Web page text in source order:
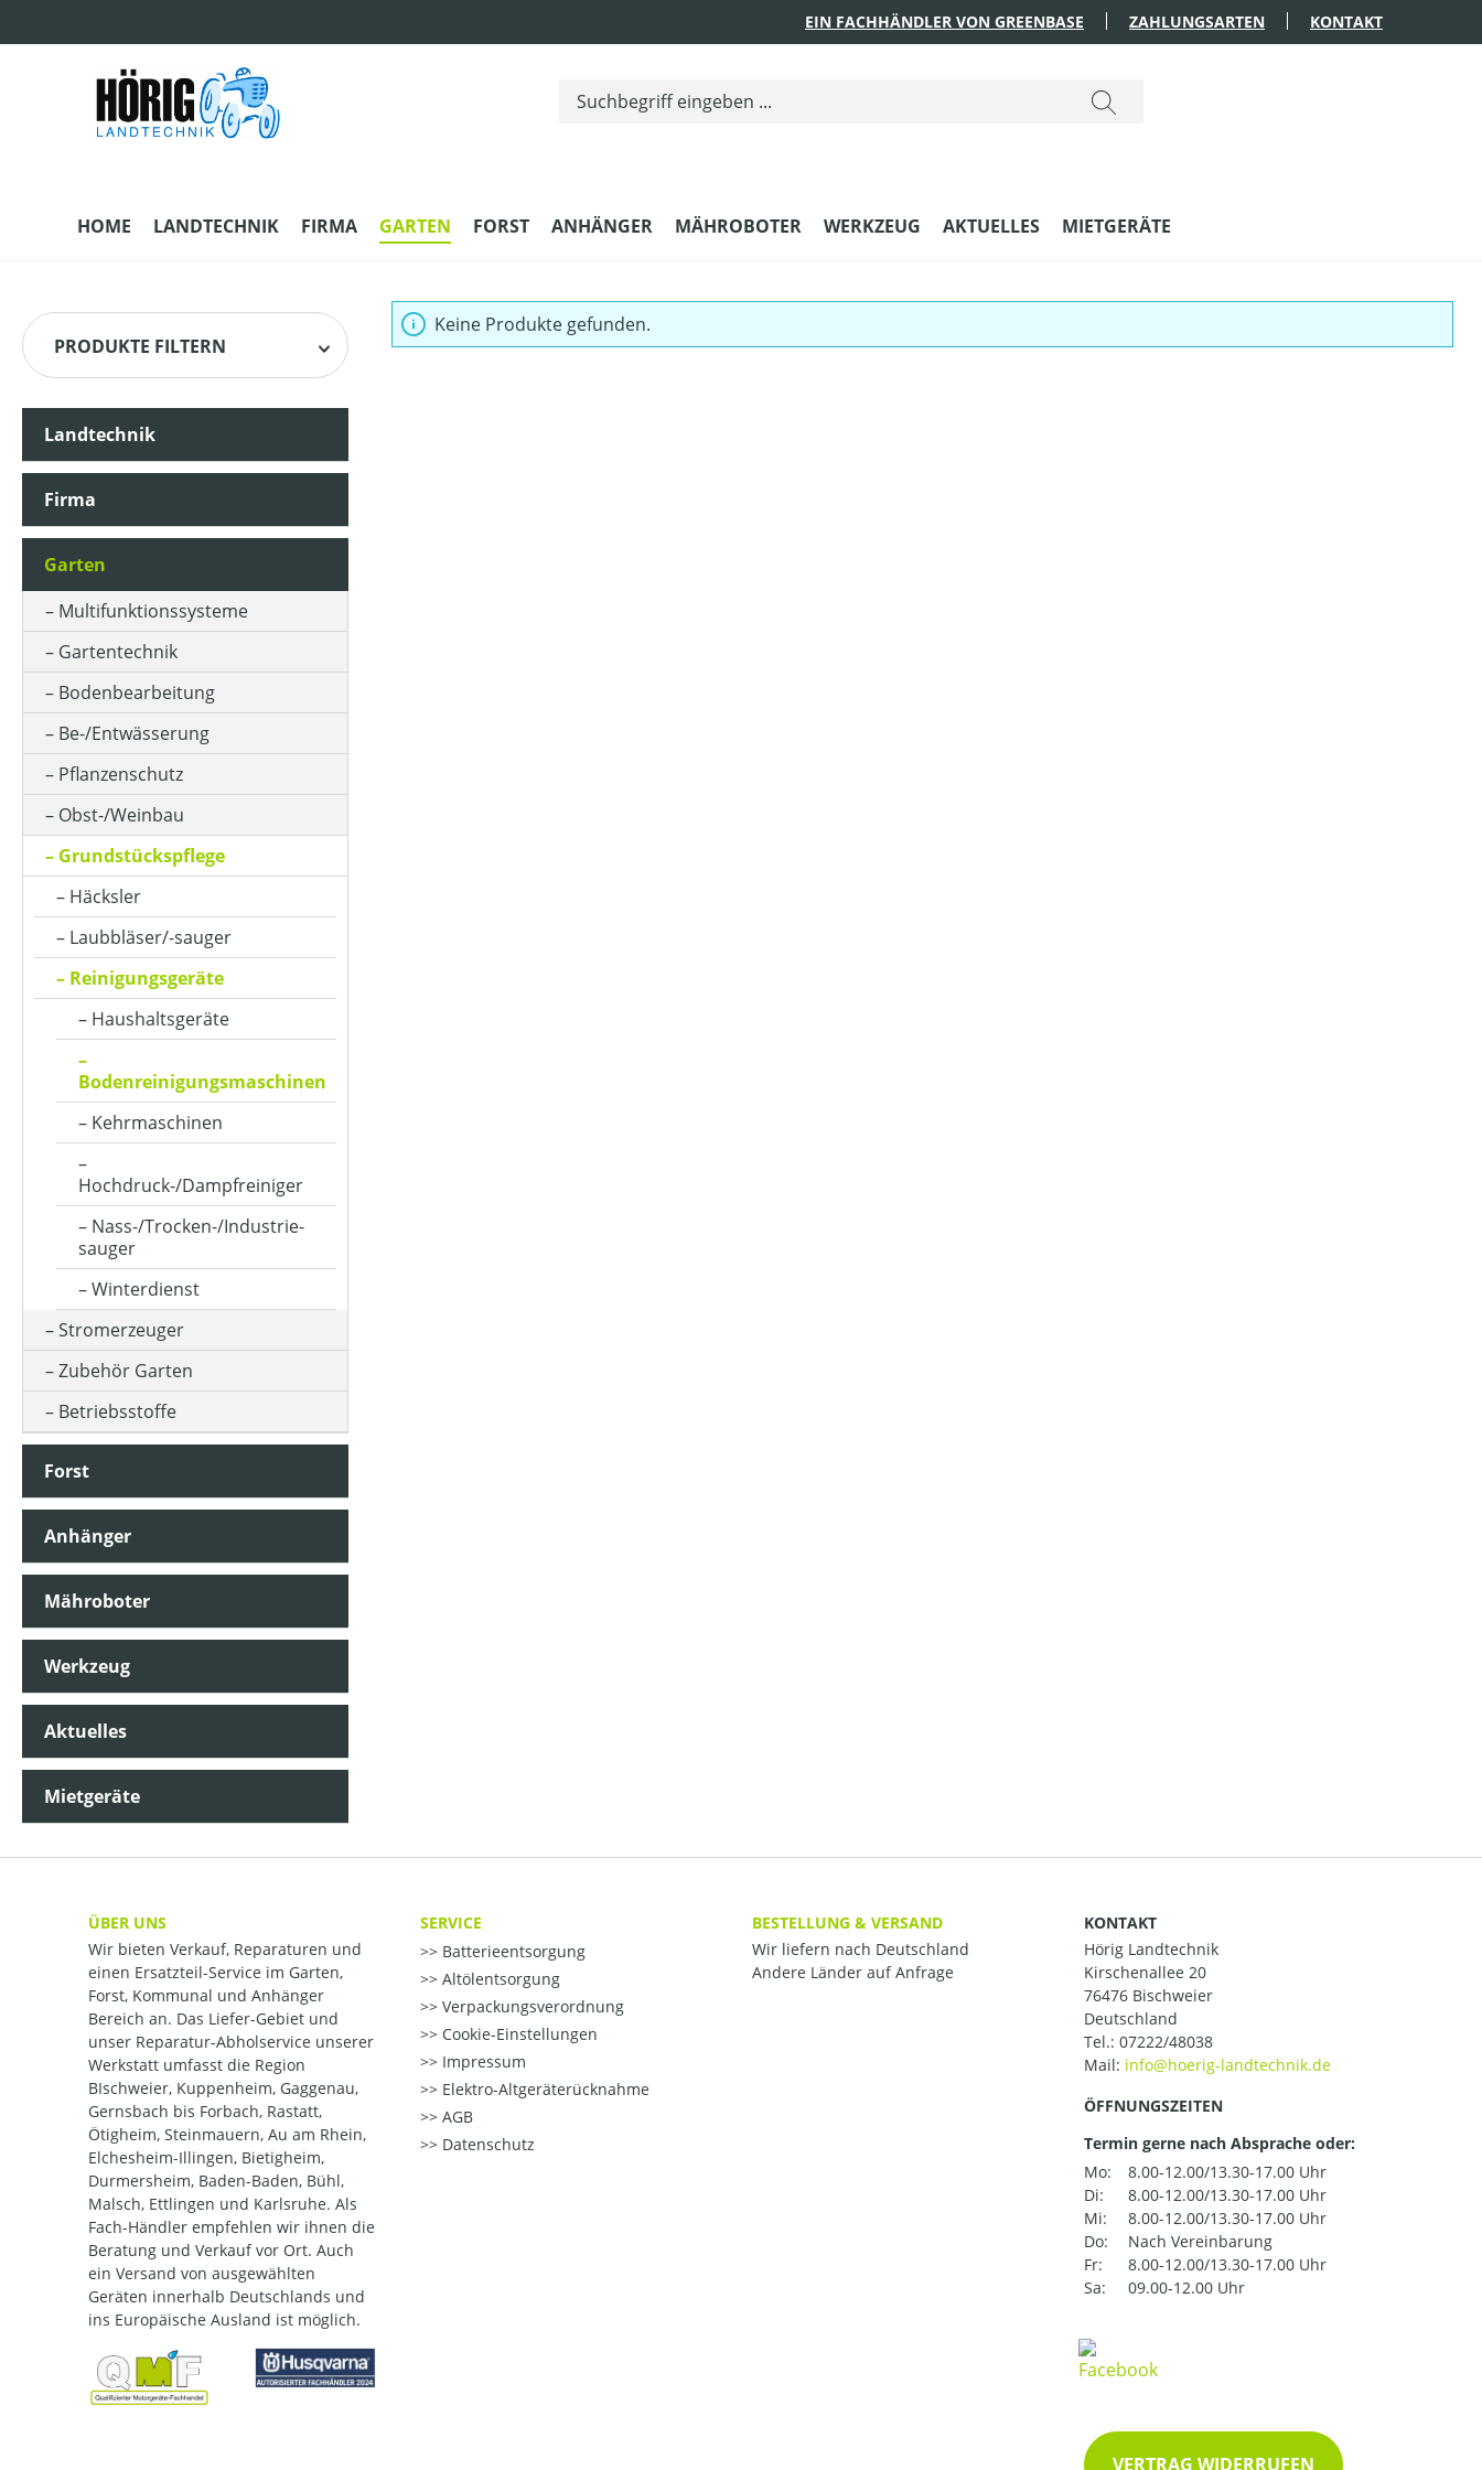
EIN FACHHÄNDLER VON GREENBASE ZAHLUNGSARTEN KONTAKT
HOME LANDTECHNIK FIRMA GARTEN FORST ANHÄNGER MÄHROBOTER WERKZEUG AKTUELLES MIETGERÄTE
PRODUKTE FILTERN
Landtechnik
Firma
Garten
Multifunktionssysteme
Gartentechnik
Bodenbearbeitung
Be-/Entwässerung
Pflanzenschutz
Obst-/Weinbau
Grundstückspflege
Häcksler
Laubbläser/-sauger
Reinigungsgeräte
Haushaltsgeräte
Bodenreinigungsmaschinen
Kehrmaschinen
Hochdruck-/Dampfreiniger
Nass-/Trocken-/Industrie-
sauger
Winterdienst
Stromerzeuger
Zubehör Garten
Betriebsstoffe
Forst
Anhänger
Mähroboter
Werkzeug
Aktuelles
Mietgeräte
Keine Produkte gefunden.
ÜBER UNS
Wir bieten Verkauf, Reparaturen und
einen Ersatzteil-Service im Garten,
Forst, Kommunal und Anhänger
Bereich an. Das Liefer-Gebiet und
unser Reparatur-Abholservice unserer
Werkstatt umfasst die Region
BIschweier, Kuppenheim, Gaggenau,
Gernsbach bis Forbach, Rastatt,
Ötigheim, Steinmauern, Au am Rhein,
Elchesheim-Illingen, Bietigheim,
Durmersheim, Baden-Baden, Bühl,
Malsch, Ettlingen und Karlsruhe. Als
Fach-Händler empfehlen wir ihnen die
Beratung und Verkauf vor Ort. Auch
ein Versand von ausgewählten
Geräten innerhalb Deutschlands und
ins Europäische Ausland ist möglich.
SERVICE
Batterieentsorgung
Altölentsorgung
Verpackungsverordnung
Cookie-Einstellungen
Impressum
Elektro-Altgeräterücknahme
AGB
Datenschutz
BESTELLUNG & VERSAND
Wir liefern nach Deutschland
Andere Länder auf Anfrage
KONTAKT
Hörig Landtechnik
Kirschenallee 20
76476 Bischweier
Deutschland
Tel.: 07222/48038
Mail:
ÖFFNUNGSZEITEN
Termin gerne nach Absprache oder:
Mo:
8.00-12.00/13.30-17.00 Uhr
Di:
8.00-12.00/13.30-17.00 Uhr
Mi:
8.00-12.00/13.30-17.00 Uhr
Do:
Nach Vereinbarung
Fr:
8.00-12.00/13.30-17.00 Uhr
Sa:
09.00-12.00 Uhr
VERTRAG WIDERRUFEN